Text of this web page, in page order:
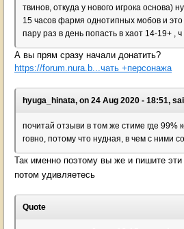
твинов, откуда у нового игрока основа)
15 часов фармя однотипных мобов и это
пару раз в день попасть в хаот 14-19+ , ч
А вы прям сразу начали донатить?
https://forum.nura.b...чать +персонажа
hyuga_hinata, on 24 Aug 2020 - 18:51,
почитай отзыви в том же стиме где 99%
говно, потому что нудная, в чем с ними
Так именно поэтому вы же и пишите эти
потом удивляетесь
Quote